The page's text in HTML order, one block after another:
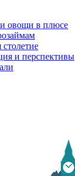
и овощи в плюсе
и перспективы